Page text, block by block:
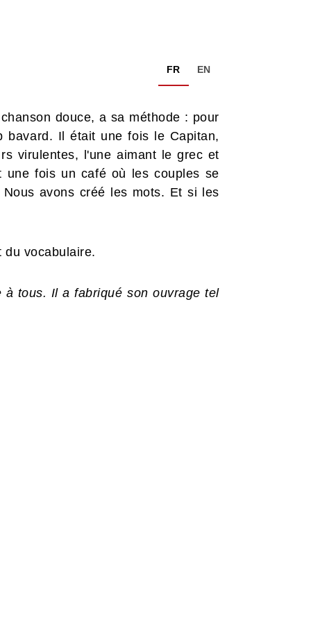
FR EN
douce, a sa méthode : pour
bavard. Il était une fois le Capitan,
virulentes, l'une aimant le grec et
fois un café où les couples se
avons créé les mots. Et si les
du vocabulaire.
tous. Il a fabriqué son ouvrage tel